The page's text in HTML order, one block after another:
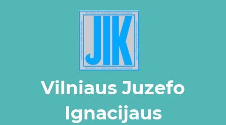
Vilniaus Juzefo
Ignacijaus